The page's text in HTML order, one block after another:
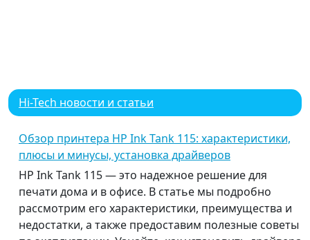
Hi-Tech новости и статьи
Обзор принтера HP Ink Tank 115: характеристики,
плюсы и минусы, установка драйверов
HP Ink Tank 115 — это надежное решение для
печати дома и в офисе. В статье мы подробно
рассмотрим его характеристики, преимущества и
недостатки, а также предоставим полезные советы